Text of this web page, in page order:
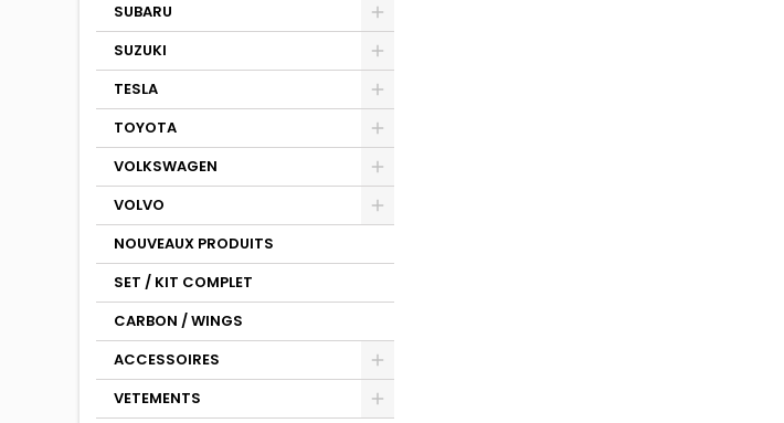
SUBARU
SUZUKI
TESLA
TOYOTA
VOLKSWAGEN
VOLVO
NOUVEAUX PRODUITS
SET / KIT COMPLET
CARBON / WINGS
ACCESSOIRES
VETEMENTS